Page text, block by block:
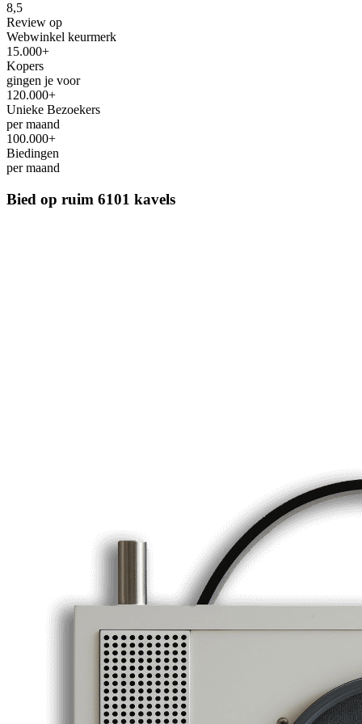
8,5
Review op
Webwinkel keurmerk
15.000+
Kopers
gingen je voor
120.000+
Unieke Bezoekers
per maand
100.000+
Biedingen
per maand
Bied op ruim 6101 kavels